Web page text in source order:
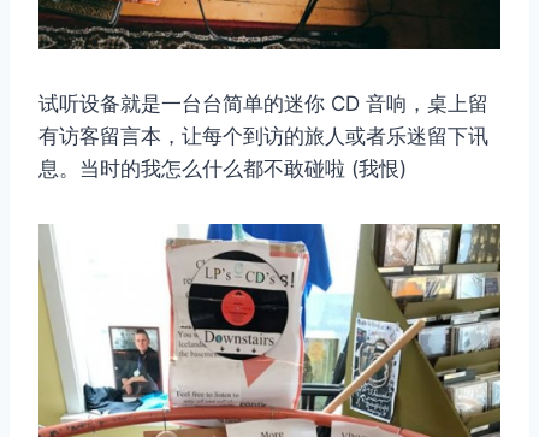
试听设备就是一台台简单的迷你 CD 音响，桌上留
有访客留言本，让每个到访的旅人或者乐迷留下讯
息。当时的我怎么什么都不敢碰啦 (我恨)